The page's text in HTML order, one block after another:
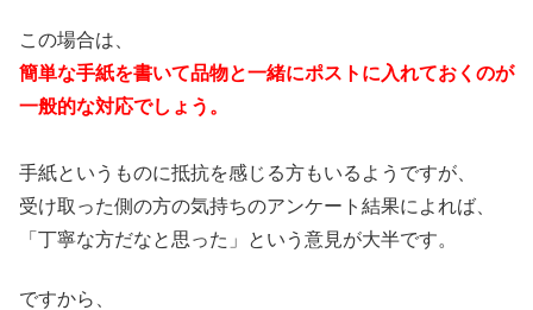
この場合は、
簡単な手紙を書いて品物と一緒にポストに入れておくのが
一般的な対応でしょう。
手紙というものに抵抗を感じる方もいるようですが、
受け取った側の方の気持ちのアンケート結果によれば、
「丁寧な方だなと思った」という意見が大半です。
ですから、